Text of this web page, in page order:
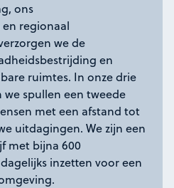
ons
regionaal
we de
en
ruimtes. In onze drie
spullen een tweede
met een afstand tot
uitdagingen. We zijn een
met bijna 600
inzetten voor een